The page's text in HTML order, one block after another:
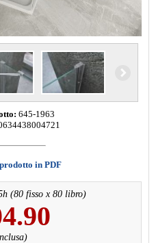
645-1963
in PDF
(80 fisso x 80 libro)